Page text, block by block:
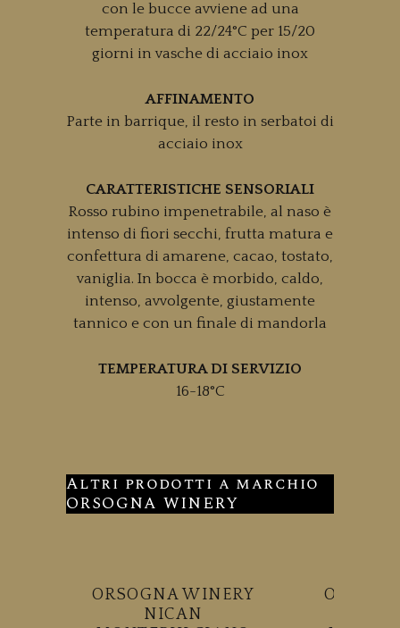
con le bucce avviene ad una
temperatura di 22/24°C per 15/20
giorni in vasche di acciaio inox
AFFINAMENTO
Parte in barrique, il resto in serbatoi di
acciaio inox
CARATTERISTICHE SENSORIALI
Rosso rubino impenetrabile, al naso è
intenso di fiori secchi, frutta matura e
confettura di amarene, cacao, tostato,
vaniglia. In bocca è morbido, caldo,
intenso, avvolgente, giustamente
tannico e con un finale di mandorla
TEMPERATURA DI SERVIZIO
16-18°C
Altri prodotti a marchio
ORSOGNA WINERY
ORSOGNA WINERY
NICAN